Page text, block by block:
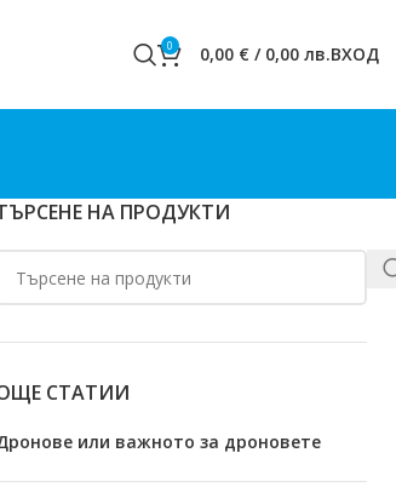
0 0,00 € / 0,00 лв.ВХОД
НА ПРОДУКТИ
СТАТИИ
или важното за дроновете